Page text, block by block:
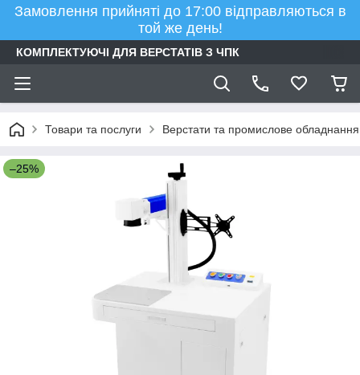
Замовлення прийняті до 17:00 відправляються в
той же день!
КОМПЛЕКТУЮЧІ ДЛЯ ВЕРСТАТІВ З ЧПК
Товари та послуги Верстати та промислове обладнання
–25%